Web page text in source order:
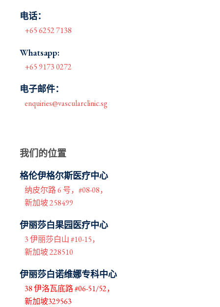
电话：
+65 6252 7138
Whatsapp:
+65 9173 0272
电子邮件：
enquiries@vascularclinic.sg
我们的位置
格伦伊格尔斯医疗中心
纳皮尔路 6 号，#08-08，
新加坡 258499
伊丽莎白果园医疗中心
3 伊丽莎白山 #10-15，
新加坡 228510
伊丽莎白诺维娜专科中心
38 伊洛瓦底路 #06-51/52，
新加坡329563